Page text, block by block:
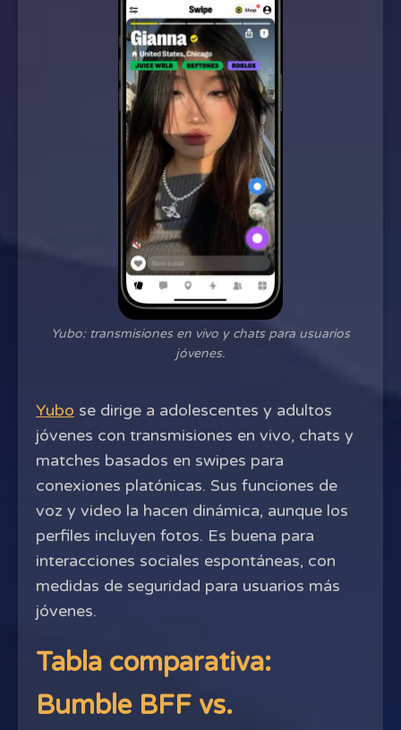
Yubo: transmisiones en vivo y chats para usuarios
jóvenes.
Yubo se dirige a adolescentes y adultos
jóvenes con transmisiones en vivo, chats y
matches basados en swipes para
conexiones platónicas. Sus funciones de
voz y video la hacen dinámica, aunque los
perfiles incluyen fotos. Es buena para
interacciones sociales espontáneas, con
medidas de seguridad para usuarios más
jóvenes.
Tabla comparativa:
Bumble BFF vs.